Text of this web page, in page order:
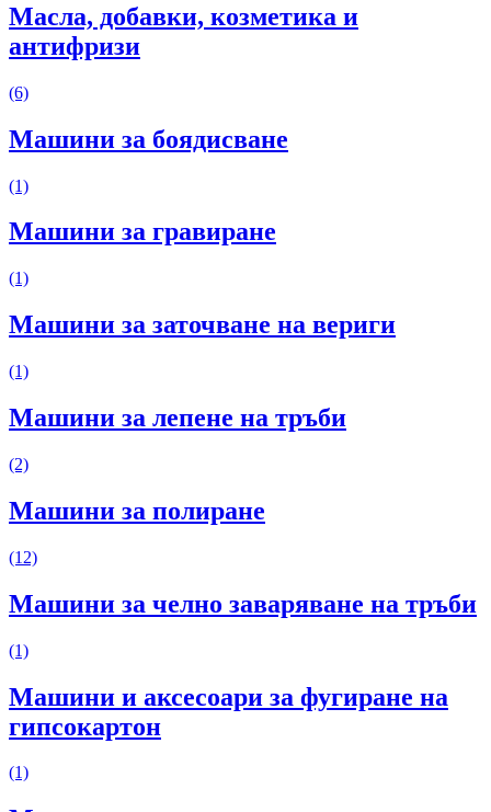
Масла, добавки, козметика и
антифризи
(6)
Машини за боядисване
(1)
Машини за гравиране
(1)
Машини за заточване на вериги
(1)
Машини за лепене на тръби
(2)
Машини за полиране
(12)
Машини за челно заваряване на тръби
(1)
Машини и аксесоари за фугиране на
гипсокартон
(1)